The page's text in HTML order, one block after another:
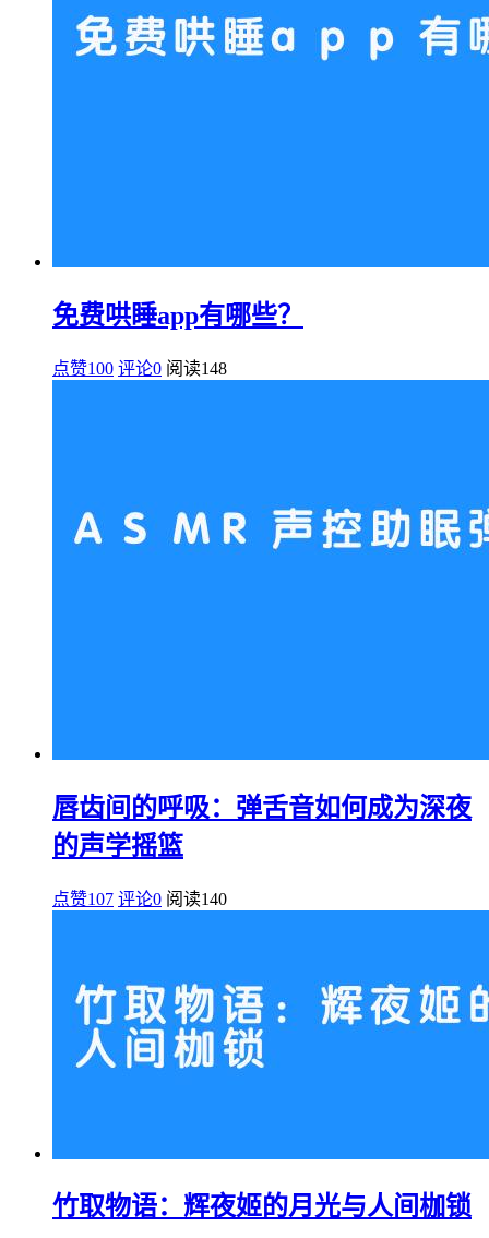
免费哄睡app有哪些？
点赞100 评论0 阅读148
唇齿间的呼吸：弹舌音如何成为深夜
的声学摇篮
点赞107 评论0 阅读140
竹取物语：辉夜姬的月光与人间枷锁